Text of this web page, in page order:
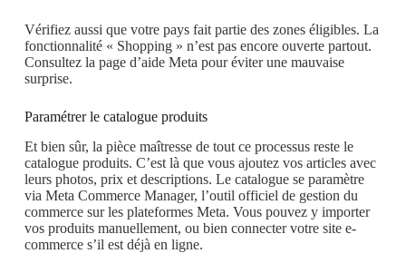
Vérifiez aussi que votre pays fait partie des zones éligibles. La
fonctionnalité « Shopping » n’est pas encore ouverte partout.
Consultez la page d’aide Meta pour éviter une mauvaise
surprise.
Paramétrer le catalogue produits
Et bien sûr, la pièce maîtresse de tout ce processus reste le
catalogue produits. C’est là que vous ajoutez vos articles avec
leurs photos, prix et descriptions. Le catalogue se paramètre
via Meta Commerce Manager, l’outil officiel de gestion du
commerce sur les plateformes Meta. Vous pouvez y importer
vos produits manuellement, ou bien connecter votre site e-
commerce s’il est déjà en ligne.